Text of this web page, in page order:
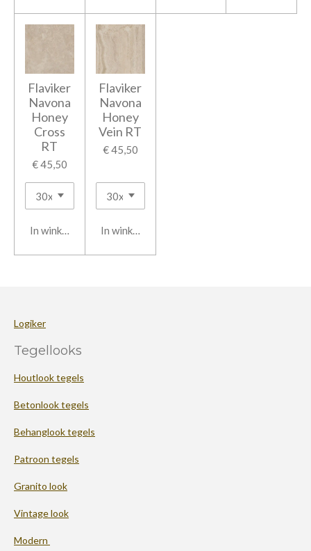
Flaviker
Navona
Honey
Cross
RT
€ 45,50
In winkelwagen
Flaviker
Navona
Honey
Vein RT
€ 45,50
In winkelwagen
Logiker
Tegellooks
Houtlook tegels
Betonlook tegels
Behanglook tegels
Patroon tegels
Granito look
Vintage look
Modern